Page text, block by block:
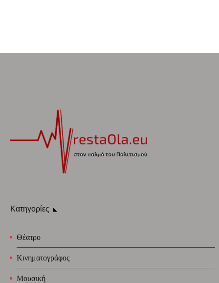
Κατηγορίες
Θέατρο
Κινηματογράφος
Μουσική